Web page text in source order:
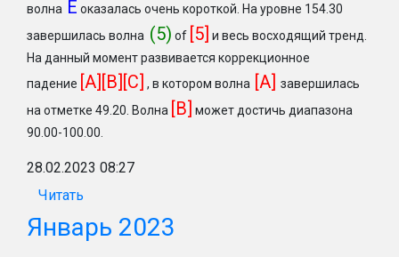
волна Е оказалась очень короткой. На уровне 154.30
завершилась волна (5) of [5] и весь восходящий тренд.
На данный момент развивается коррекционное
падение [A][B][C] , в котором волна [A] завершилась
на отметке 49.20. Волна [B] может достичь диапазона
90.00-100.00.
28.02.2023 08:27
Читать
Январь 2023